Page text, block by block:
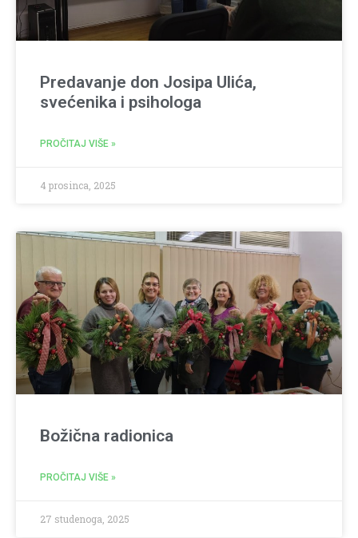
Predavanje don Josipa Ulića,
svećenika i psihologa
PROČITAJ VIŠE »
4 prosinca, 2025
Božična radionica
PROČITAJ VIŠE »
27 studenoga, 2025